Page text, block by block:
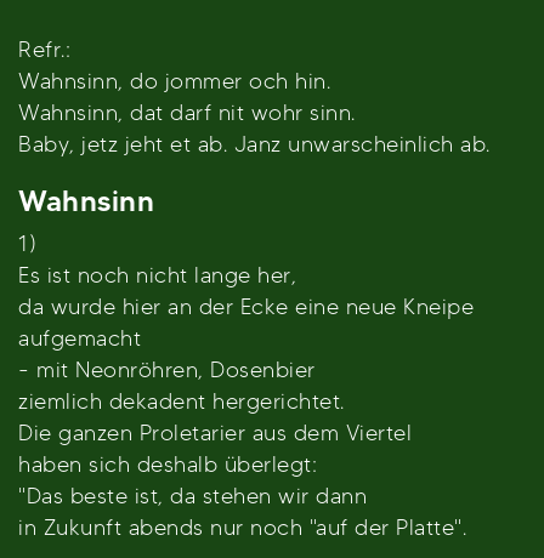
Refr.:
Wahnsinn, do jommer och hin.
Wahnsinn, dat darf nit wohr sinn.
Baby, jetz jeht et ab. Janz unwarscheinlich ab.
Wahnsinn
1)
Es ist noch nicht lange her,
da wurde hier an der Ecke eine neue Kneipe
aufgemacht
- mit Neonröhren, Dosenbier
ziemlich dekadent hergerichtet.
Die ganzen Proletarier aus dem Viertel
haben sich deshalb überlegt:
"Das beste ist, da stehen wir dann
in Zukunft abends nur noch "auf der Platte".